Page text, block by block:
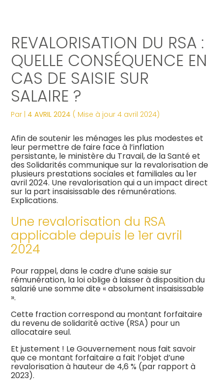
Gérer votre quotidien
Piloter votre entreprise
Développer votre entreprise
Digitalisation
Comptabilité
Fiscalité
Social
Audit
Gestion Administrative
Veille Juridique
Suivre votre comptabilité
Gérer vos ressources humaines
Dématérialiser vos documents
Juridique
Les dates clés
Nos engagements
Notre équipe engagée
Nos partenaires
Les plus du cabinet
Digitalisation
La vie du cabinet
Le processus de recrutement
Postulez dès maintenant
REVALORISATION DU RSA :
QUELLE CONSÉQUENCE EN
CAS DE SAISIE SUR
SALAIRE ?
Par | 4 AVRIL 2024 ( Mise à jour 4 avril 2024)
Afin de soutenir les ménages les plus modestes et
leur permettre de faire face à l’inflation
persistante, le ministère du Travail, de la Santé et
des Solidarités communique sur la revalorisation de
plusieurs prestations sociales et familiales au 1er
avril 2024. Une revalorisation qui a un impact direct
sur la part insaisissable des rémunérations.
Explications.
Une revalorisation du RSA
applicable depuis le 1er avril
2024
Pour rappel, dans le cadre d’une saisie sur
rémunération, la loi oblige à laisser à disposition du
salarié une somme dite « absolument insaisissable
».
Cette fraction correspond au montant forfaitaire
du revenu de solidarité active (RSA) pour un
allocataire seul.
Et justement ! Le Gouvernement nous fait savoir
que ce montant forfaitaire a fait l’objet d’une
revalorisation à hauteur de 4,6 % (par rapport à
2023).